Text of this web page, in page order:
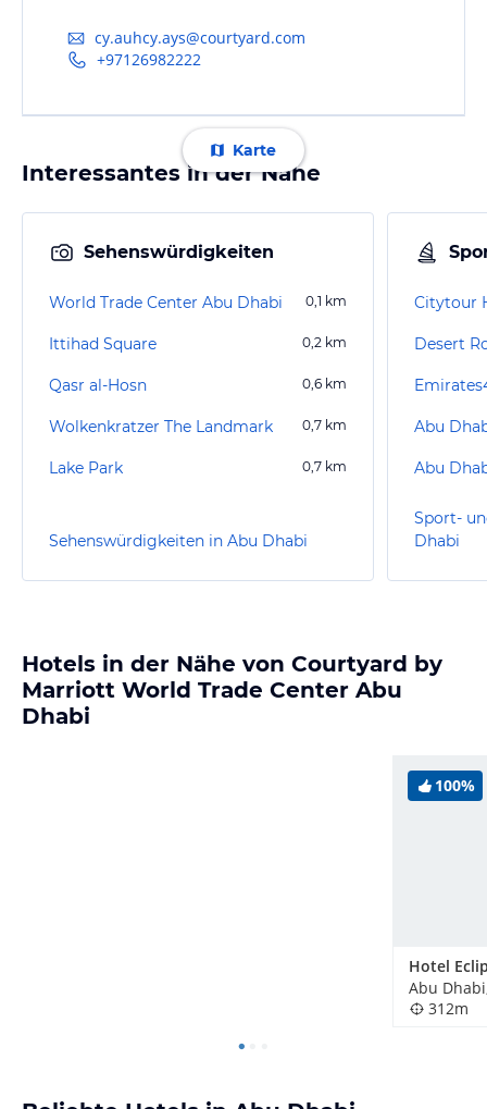
cy.auhcy.ays@courtyard.com
+97126982222
Karte
Interessantes in der Nähe
Sehenswürdigkeiten
World Trade Center Abu Dhabi 0,1 km
Ittihad Square 0,2 km
Qasr al-Hosn 0,6 km
Wolkenkratzer The Landmark 0,7 km
Lake Park 0,7 km
Sehenswürdigkeiten in Abu Dhabi
Desert
Abu
Abu
Sport-
Dhabi
Hotels in der Nähe von Courtyard by
Marriott World Trade Center Abu
Dhabi
100%
312m